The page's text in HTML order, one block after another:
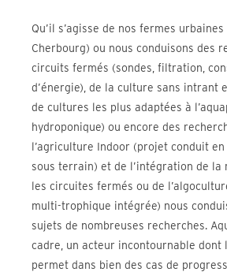
Qu’il s’agisse de nos fermes
Cherbourg) ou nous conduisons des
circuits fermés (sondes, filtration,
d’énergie), de la culture sans intrant
de cultures les plus adaptées à
hydroponique) ou encore des
l’agriculture Indoor (projet conduit en
sous terrain) et de l’intégration de la
les circuites fermés ou de
multi-trophique intégrée) nous
sujets de nombreuses recherches.
cadre, un acteur incontournable dont
permet dans bien des cas de